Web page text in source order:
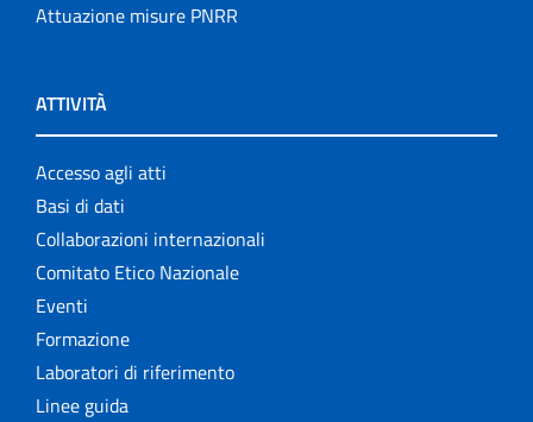
Attuazione misure PNRR
ATTIVITÀ
Accesso agli atti
Basi di dati
Collaborazioni internazionali
Comitato Etico Nazionale
Eventi
Formazione
Laboratori di riferimento
Linee guida